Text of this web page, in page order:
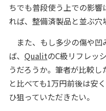
ちでも普段使う上での影
れば、整備済製品と並ぶ穴
また、もし多少の傷や凹
ば、 QualitのC級リフレッ
うだろうか。筆者が比較
と比べても1万円前後は安
ひ狙っていただきたい。